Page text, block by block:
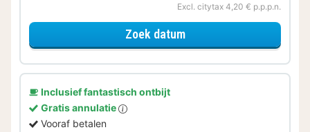
Excl. citytax 4,20 € p.p.p.n.
Zoek datumvoor SuperiorKamer
Inclusief fantastisch ontbijt
Gratis annulatie
Vooraf betalen